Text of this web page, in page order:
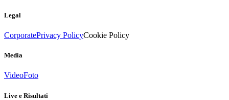
Legal
CorporatePrivacy PolicyCookie Policy
Media
VideoFoto
Live e Risultati